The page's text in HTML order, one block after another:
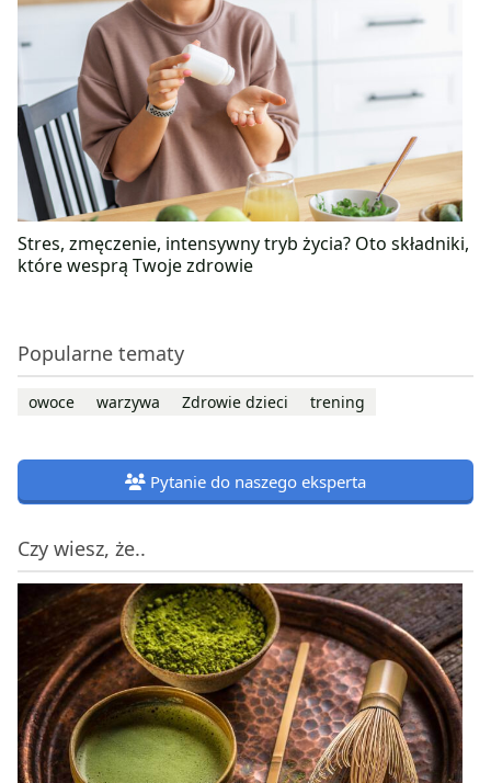
Stres, zmęczenie, intensywny tryb życia? Oto składniki,
które wesprą Twoje zdrowie
Popularne tematy
owoce warzywa Zdrowie dzieci trening
Pytanie do naszego eksperta
Czy wiesz, że..